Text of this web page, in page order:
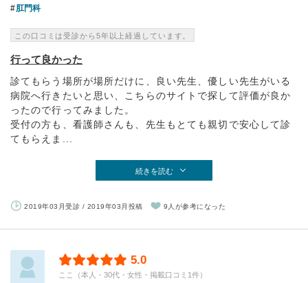
肛門科
この口コミは受診から5年以上経過しています。
行って良かった
診てもらう場所が場所だけに、良い先生、優しい先生がいる
病院へ行きたいと思い、こちらのサイトで探して評価が良か
ったので行ってみました。
受付の方も、看護師さんも、先生もとても親切で安心して診
てもらえま...
続きを読む
2019年03月受診 / 2019年03月投稿 9人が参考になった
5.0
ここ（本人・30代・女性・掲載口コミ1件）